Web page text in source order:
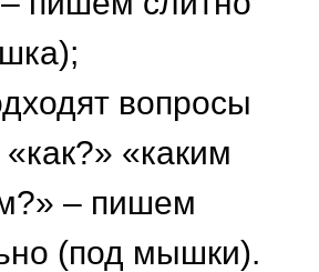
вопросы
«каким
– пишем
(под мышки).